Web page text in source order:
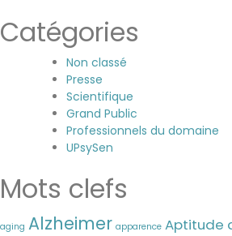
Catégories
Non classé
Presse
Scientifique
Grand Public
Professionnels du domaine
UPsySen
Mots clefs
aging Alzheimer apparence Aptitude